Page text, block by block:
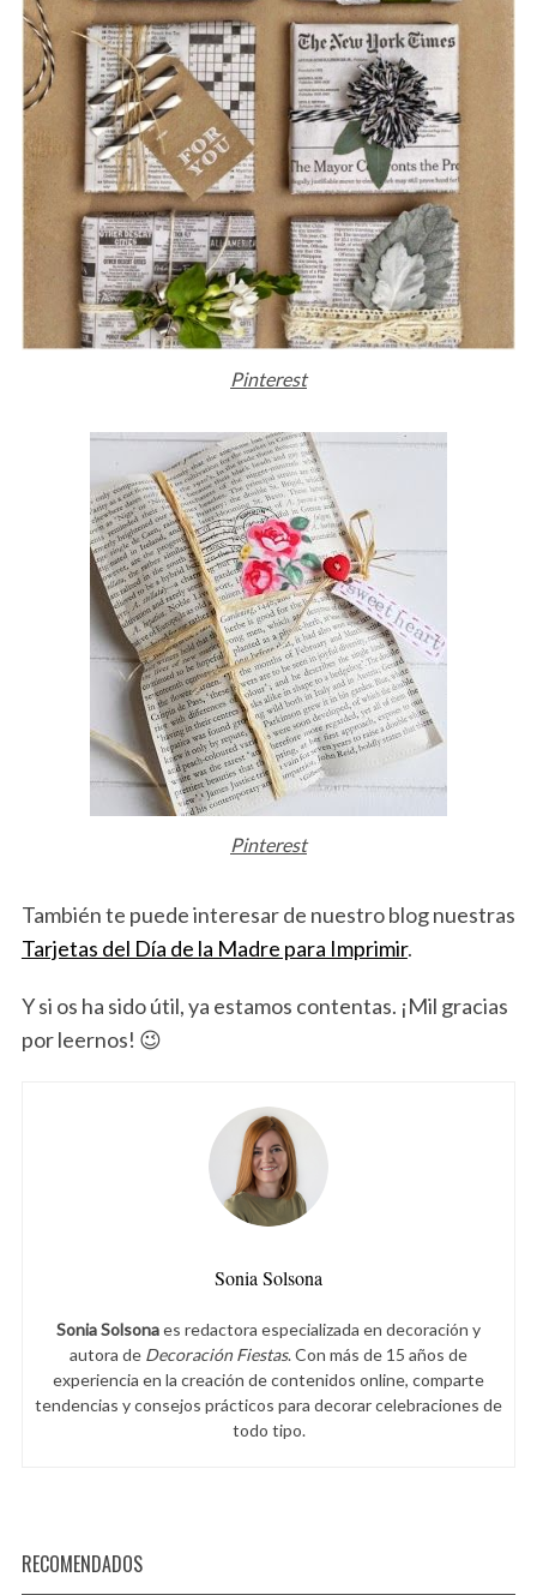
Pinterest
Pinterest
También te puede interesar de nuestro blog nuestras
Tarjetas del Día de la Madre para Imprimir.
Y si os ha sido útil, ya estamos contentas. ¡Mil gracias
por leernos! 😉
Sonia Solsona
Sonia Solsonaes redactora especializada en decoración y
autora de Decoración Fiestas. Con más de 15 años de
experiencia en la creación de contenidos online, comparte
tendencias y consejos prácticos para decorar celebraciones de
todo tipo.
RECOMENDADOS